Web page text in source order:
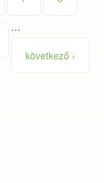
…
következő ›